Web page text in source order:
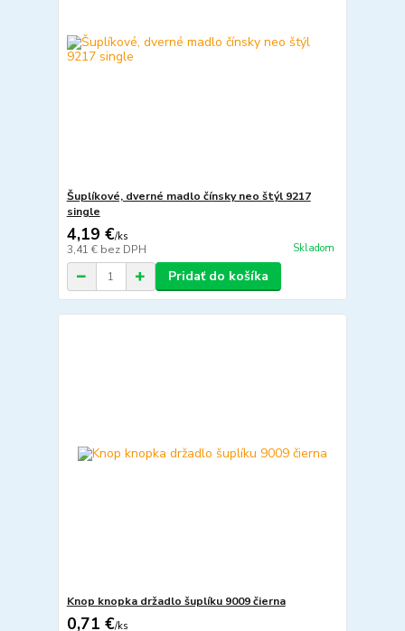
Šuplíkové, dverné madlo čínsky neo štýl 9217
single
4,19 €/ks
3,41 € bez DPH Skladom
Pridať do košíka
Knop knopka držadlo šuplíku 9009 čierna
0,71 €/ks